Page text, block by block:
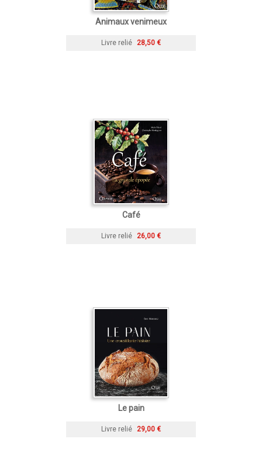
Animaux venimeux
Livre relié 28,50 €
Café
Livre relié 26,00 €
Le pain
Livre relié 29,00 €